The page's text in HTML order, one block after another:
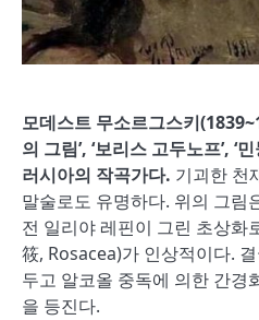
모데스트 무소르그스키
의 그림’, ‘보리스 고두노프’, ‘민
러시아의 작곡가다. 기괴한 천
말술로도 유명하다. 위의 그림
전 일리야 레핀이 그린 초상화
筱, Rosacea)가 인상적이다.
두고 알코올 중독에 의한 간경
을 등진다.